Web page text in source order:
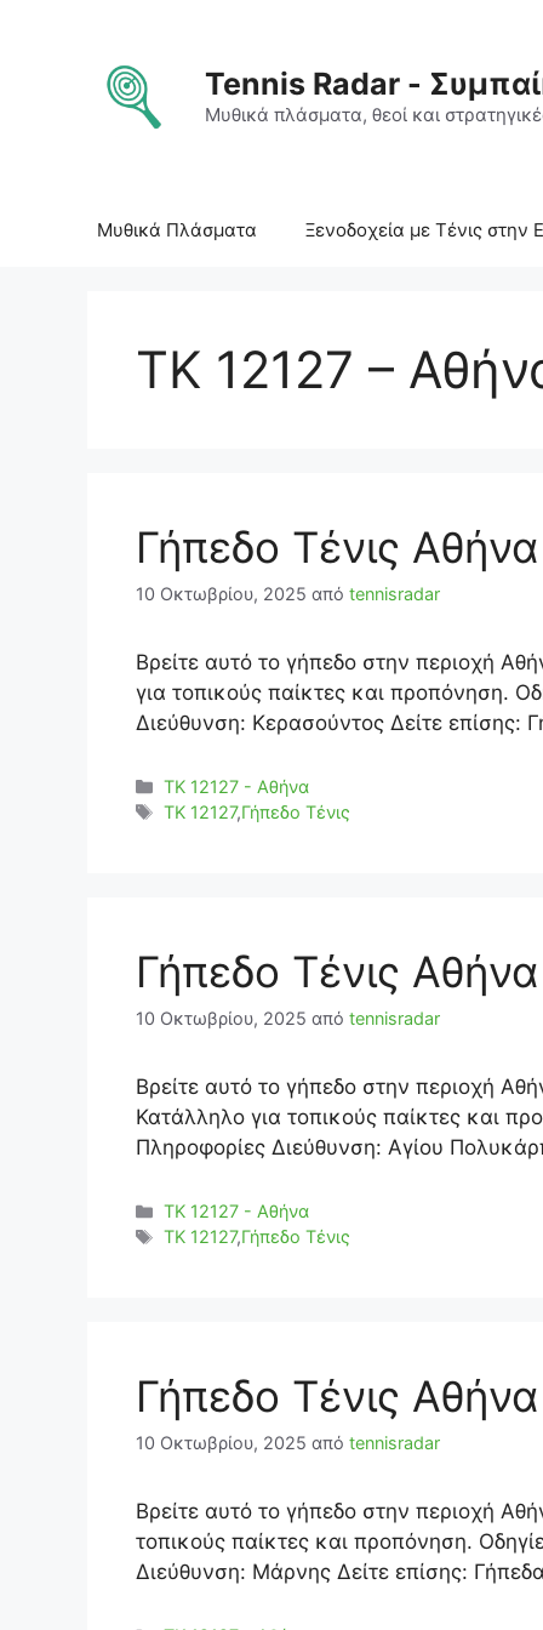
περιεχόμενο
Tennis Radar -
Μυθικά πλάσματα, θεοί και
Μυθικά Πλάσματα Ξενοδοχεία με Τένις στην
ΤΚ 12127 –
Γήπεδο Τένις Αθήνα
10 Οκτωβρίου, 2025 από tennisradar
Βρείτε αυτό το γήπεδο στην περιοχή
για τοπικούς παίκτες και προπόνηση.
Διεύθυνση: Κερασούντος Δείτε επίσης:
Κατηγορίες
ΤΚ 12127 - Αθήνα
Ετικέτες
TK 12127,Γήπεδο Τένις
Γήπεδο Τένις Αθήνα
10 Οκτωβρίου, 2025 από tennisradar
Βρείτε αυτό το γήπεδο στην περιοχή
Κατάλληλο για τοπικούς παίκτες και
Πληροφορίες Διεύθυνση: Αγίου
Κατηγορίες
ΤΚ 12127 - Αθήνα
Ετικέτες
TK 12127,Γήπεδο Τένις
Γήπεδο Τένις Αθήνα
10 Οκτωβρίου, 2025 από tennisradar
Βρείτε αυτό το γήπεδο στην περιοχή
τοπικούς παίκτες και προπόνηση.
Διεύθυνση: Μάρνης Δείτε επίσης: